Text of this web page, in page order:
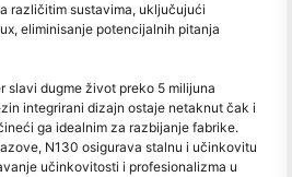
različitim sustavima, uključujući
eliminisanje potencijalnih pitanja
slavi dugme život preko 5 milijuna
integrirani dizajn ostaje netaknut čak i
ga idealnim za razbijanje fabrike.
N130 osigurava stalnu i učinkovitu
učinkovitosti i profesionalizma u